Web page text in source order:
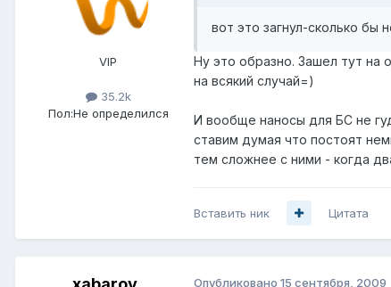
VIP
35.2k
Пол:Не определился
вот это загнул-сколько бы
Ну это образно. Зашел тут на
на всякий случай=)
И вообще наносы для БС не
ставим думая что постоят
тем сложнее с ними - когда
Вставить ник Цитата
Опубликовано 15 сентября, 2009